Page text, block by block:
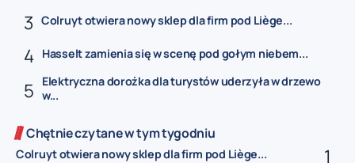
Colruyt otwiera nowy sklep dla firm pod Liège...
Hasselt zamienia się w scenę pod gołym niebem...
Elektryczna dorożka dla turystów uderzyła w drzewo
w...
Chętnie czytane w tym tygodniu
Colruyt otwiera nowy sklep dla firm pod Liège...